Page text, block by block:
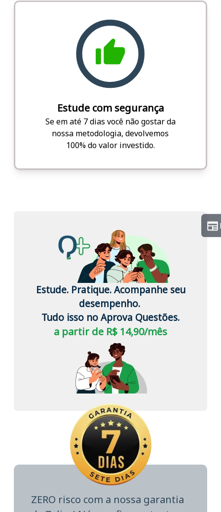
Estude com segurança
Se em até 7 dias você não gostar da
nossa metodologia, devolvemos
100% do valor investido.
Estude. Pratique. Acompanhe seu
desempenho.
Tudo isso no Aprova Questões.
a partir de R$ 14,90/mês
ZERO risco com a nossa garantia